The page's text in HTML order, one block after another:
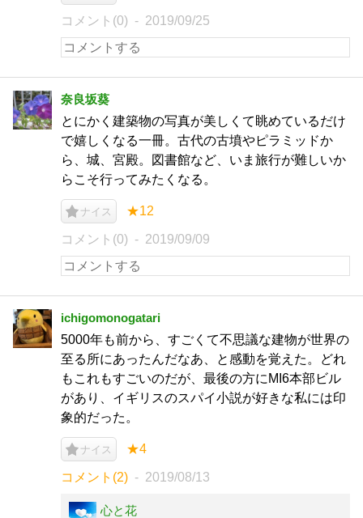
コメント(0) 2019/09/25
奈良坂葵
とにかく建築物の写真が美しくて眺めているだけ
で嬉しくなる一冊。古代の古墳やピラミッドか
ら、城、宮殿。図書館など、いま旅行が難しいか
らこそ行ってみたくなる。
ナイス ★12
コメント(0) 2019/09/09
ichigomonogatari
5000年も前から、すごくて不思議な建物が世界の
至る所にあったんだなあ、と感動を覚えた。どれ
もこれもすごいのだが、最後の方にMI6本部ビル
があり、イギリスのスパイ小説が好きな私には印
象的だった。
ナイス ★4
コメント(2) 2019/08/13
心と花